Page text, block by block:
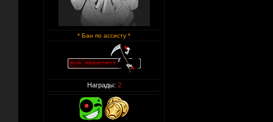
* Бан по ассисту *
Награды: 2